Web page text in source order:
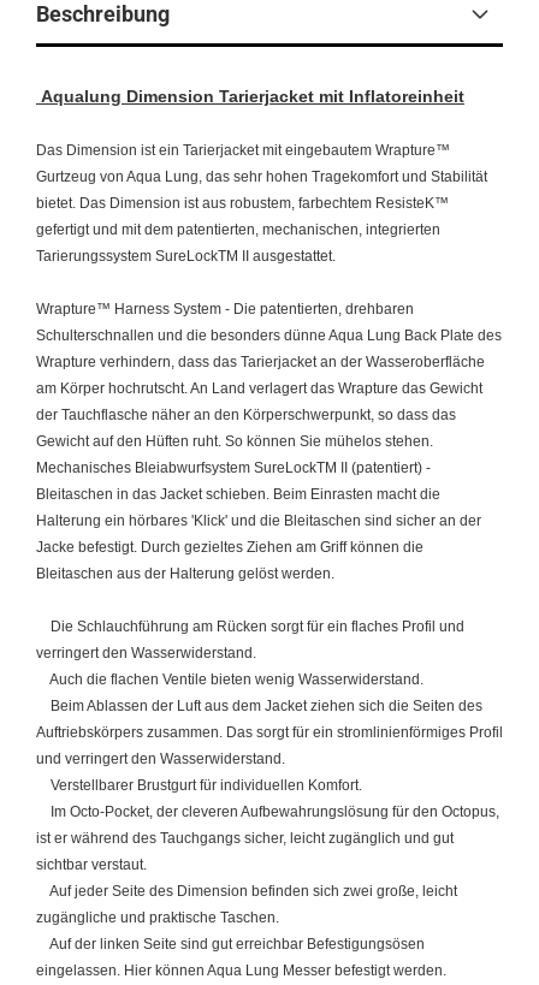
Beschreibung
Aqualung Dimension Tarierjacket mit Inflatoreinheit
Das Dimension ist ein Tarierjacket mit eingebautem Wrapture™
Gurtzeug von Aqua Lung, das sehr hohen Tragekomfort und Stabilität
bietet. Das Dimension ist aus robustem, farbechtem ResisteK™
gefertigt und mit dem patentierten, mechanischen, integrierten
Tarierungssystem SureLockTM II ausgestattet.
Wrapture™ Harness System - Die patentierten, drehbaren
Schulterschnallen und die besonders dünne Aqua Lung Back Plate des
Wrapture verhindern, dass das Tarierjacket an der Wasseroberfläche
am Körper hochrutscht. An Land verlagert das Wrapture das Gewicht
der Tauchflasche näher an den Körperschwerpunkt, so dass das
Gewicht auf den Hüften ruht. So können Sie mühelos stehen.
Mechanisches Bleiabwurfsystem SureLockTM II (patentiert) -
Bleitaschen in das Jacket schieben. Beim Einrasten macht die
Halterung ein hörbares 'Klick' und die Bleitaschen sind sicher an der
Jacke befestigt. Durch gezieltes Ziehen am Griff können die
Bleitaschen aus der Halterung gelöst werden.
Die Schlauchführung am Rücken sorgt für ein flaches Profil und
verringert den Wasserwiderstand.
Auch die flachen Ventile bieten wenig Wasserwiderstand.
Beim Ablassen der Luft aus dem Jacket ziehen sich die Seiten des
Auftriebskörpers zusammen. Das sorgt für ein stromlinienförmiges Profil
und verringert den Wasserwiderstand.
Verstellbarer Brustgurt für individuellen Komfort.
Im Octo-Pocket, der cleveren Aufbewahrungslösung für den Octopus,
ist er während des Tauchgangs sicher, leicht zugänglich und gut
sichtbar verstaut.
Auf jeder Seite des Dimension befinden sich zwei große, leicht
zugängliche und praktische Taschen.
Auf der linken Seite sind gut erreichbar Befestigungsösen
eingelassen. Hier können Aqua Lung Messer befestigt werden.